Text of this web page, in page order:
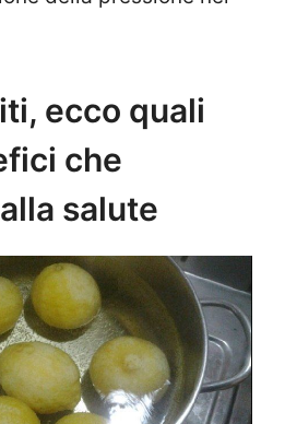
ecco quali
che
salute